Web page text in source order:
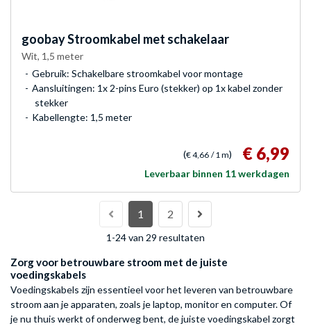
goobayStroomkabel met schakelaar
Wit, 1,5 meter
Gebruik: Schakelbare stroomkabel voor montage
Aansluitingen: 1x 2-pins Euro (stekker) op 1x kabel zonder
stekker
Kabellengte: 1,5 meter
(€ 4,66 / 1 m) € 6,99
Leverbaar binnen 11 werkdagen
1 2
1-24 van 29 resultaten
Zorg voor betrouwbare stroom met de juiste
voedingskabels
Voedingskabels zijn essentieel voor het leveren van betrouwbare
stroom aan je apparaten, zoals je laptop, monitor en computer. Of
je nu thuis werkt of onderweg bent, de juiste voedingskabel zorgt